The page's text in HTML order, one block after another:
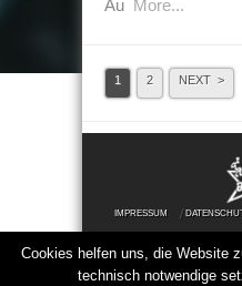
Au More...
1 2 NEXT >
IMPRESSUM
© 2025 Bang
Cookies helfen uns, die Website
technisch notwendige